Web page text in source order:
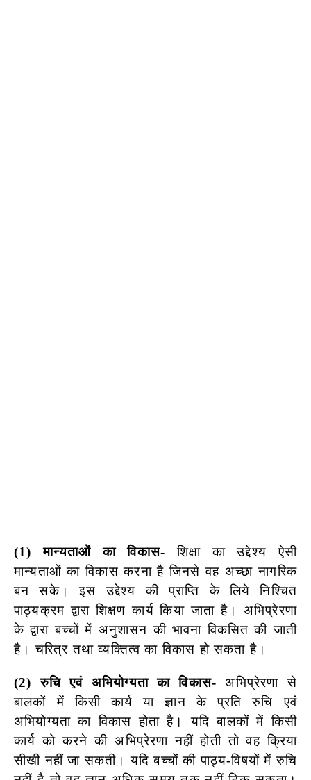
(1) मान्यताओं का विकास- शिक्षा का उद्देश्य ऐसी
मान्यताओं का विकास करना है जिनसे वह अच्छा नागरिक
बन सके। इस उद्देश्य की प्राप्ति के लिये निश्चित
पाठ्यक्रम द्वारा शिक्षण कार्य किया जाता है। अभिप्रेरणा
के द्वारा बच्चों में अनुशासन की भावना विकसित की जाती
है। चरित्र तथा व्यक्तित्व का विकास हो सकता है।
(2) रुचि एवं अभियोग्यता का विकास- अभिप्रेरणा से
बालकों में किसी कार्य या ज्ञान के प्रति रुचि एवं
अभियोग्यता का विकास होता है। यदि बालकों में किसी
कार्य को करने की अभिप्रेरणा नहीं होती तो वह क्रिया
सीखी नहीं जा सकती। यदि बच्चों की पाठ्य-विषयों में रुचि